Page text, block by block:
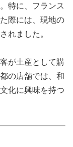
特に、フランス
際には、現地の
れました。
が土産として購
の店舗では、和
化に興味を持つ